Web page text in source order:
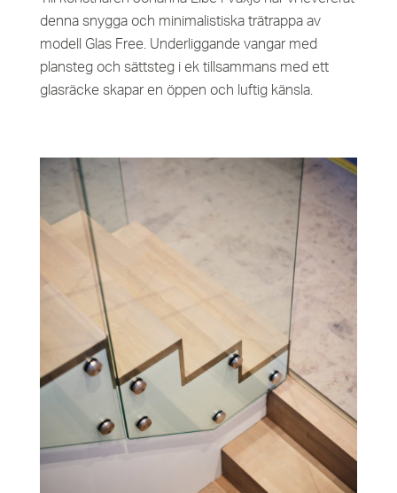
denna snygga och minimalistiska trätrappa av
modell Glas Free. Underliggande vangar med
plansteg och sättsteg i ek tillsammans med ett
glasräcke skapar en öppen och luftig känsla.